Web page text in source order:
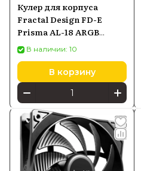
Кулер для корпуса
Fractal Design FD-E
Prisma AL-18 ARGB
180mm single pack PWM
В наличии: 10
В корзину